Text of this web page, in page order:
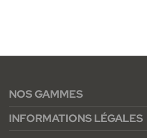
NOS GAMMES
INFORMATIONS LÉGALES